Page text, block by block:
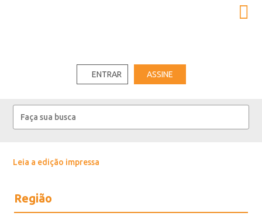
ENTRAR ASSINE
Leia a edição impressa
Região